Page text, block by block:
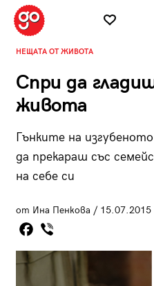
НЕЩАТА ОТ ЖИВОТА
Спри да
живота
Гънките на
да прекараш със
на себе си
от Ина Пенкова / 15.07.2015